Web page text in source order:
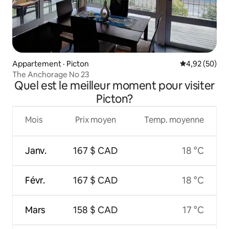
Appartement · Picton Note
4,92 (50)
The Anchorage No 23
Quel est le meilleur moment pour visiter
Picton?
Mois
Janv.
Févr.
Mars
Prix moyen
167 $ CAD
167 $ CAD
158 $ CAD
Temp. moyenne
18 °C
18 °C
17 °C